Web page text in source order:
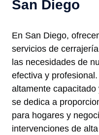
San Diego
En San Diego,
servicios de
las necesidades de
efectiva y
altamente
se dedica a
para hogares y
intervenciones de